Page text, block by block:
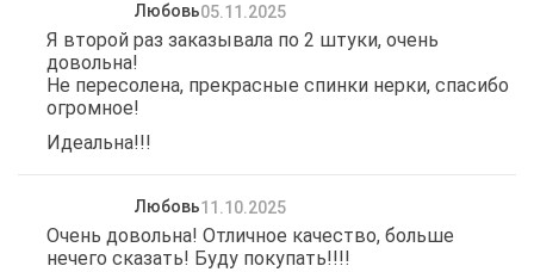
Любовь05.11.2025
Я второй раз заказывала по 2 штуки, очень
довольна!
Не пересолена, прекрасные спинки нерки, спасибо
огромное!
Идеальна!!!
Любовь11.10.2025
Очень довольна! Отличное качество, больше
нечего сказать! Буду покупать!!!!